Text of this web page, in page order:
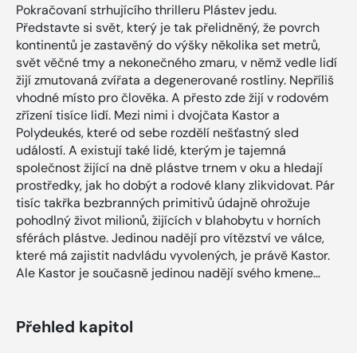
Pokračovaní strhujícího thrilleru Plástev jedu.
Představte si svět, který je tak přelidněný, že povrch
kontinentů je zastavěný do výšky několika set metrů,
svět věčné tmy a nekonečného zmaru, v němž vedle lidí
žijí zmutovaná zvířata a degenerované rostliny. Nepříliš
vhodné místo pro člověka. A přesto zde žijí v rodovém
zřízení tisíce lidí. Mezi nimi i dvojčata Kastor a
Polydeukés, které od sebe rozdělí nešťastný sled
událostí. A existují také lidé, kterým je tajemná
společnost žijící na dně plástve trnem v oku a hledají
prostředky, jak ho dobýt a rodové klany zlikvidovat. Pár
tisíc takřka bezbranných primitivů údajně ohrožuje
pohodlný život milionů, žijících v blahobytu v horních
sférách plástve. Jedinou nadějí pro vítězství ve válce,
které má zajistit nadvládu vyvolených, je právě Kastor.
Ale Kastor je současně jedinou nadějí svého kmene…
Přehled kapitol